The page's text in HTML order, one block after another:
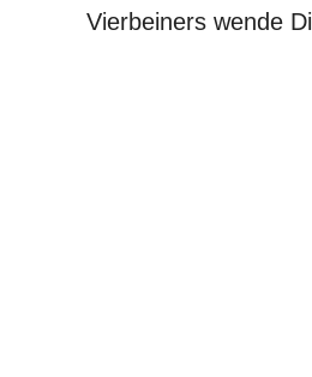
Vierbeiners wende